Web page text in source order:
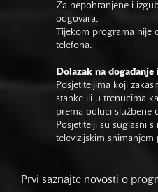
Za nepohranjene i
odgovara.
Tijekom programa nije
telefona.
Dolazak na događanje
Posjetiteljima koji
stanke ili u trenucima
prema odluci službene
Posjetitelji su suglasni
televizijskim snimanjem
Prvi saznajte novosti o